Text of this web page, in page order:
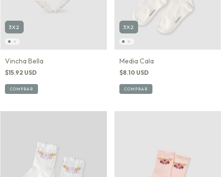
3X2
Vincha Bella
$15.92 USD
COMPRAR
3X2
Media Cala
$8.10 USD
COMPRAR